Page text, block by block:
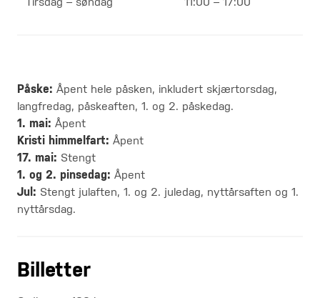
Tirsdag – søndag 11:00 – 17:00
Påske: Åpent hele påsken, inkludert skjærtorsdag,
langfredag, påskeaften, 1. og 2. påskedag.
1. mai: Åpent
Kristi himmelfart: Åpent
17. mai: Stengt
1. og 2. pinsedag: Åpent
Jul: Stengt julaften, 1. og 2. juledag, nyttårsaften og 1.
nyttårsdag.
Billetter